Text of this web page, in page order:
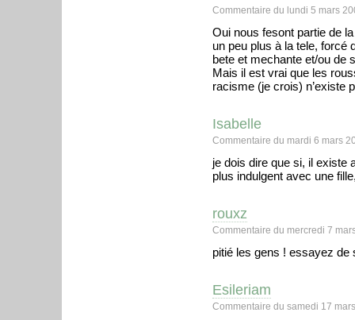
Commentaire du lundi 5 mars
Oui nous fesont partie de
un peu plus à la tele, forcé
bete et mechante et/ou de
Mais il est vrai que les
racisme (je crois) n’existe
Isabelle
Commentaire du mardi 6 mars
je dois dire que si, il existe
plus indulgent avec une
rouxz
Commentaire du mercredi 7
pitié les gens ! essayez de
Esileriam
Commentaire du samedi 17